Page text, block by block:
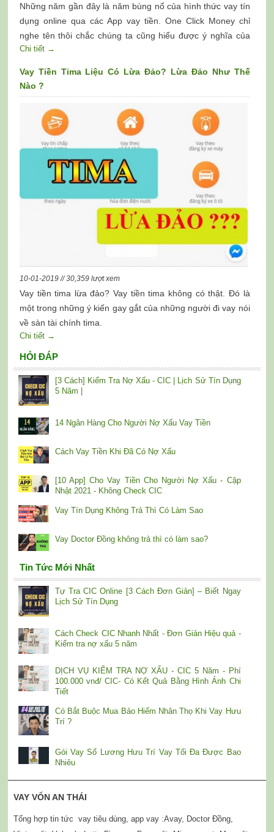
Những năm gần đây là năm bùng nổ của hình thức vay tín
dụng online qua các App vay tiền. One Click Money chỉ
nghe tên thôi chắc chúng ta cũng hiểu được ý nghĩa của
nó phải không
Chi tiết →
Vay Tiền Tima Liệu Có Lừa Đảo? Lừa Đảo Như Thế
Nào ?
10-01-2019 // 30,359 lượt xem
Vay tiền tima lừa đảo? Vay tiền tima không có thật. Đó là
một trong những ý kiến gay gắt của những người đi vay nói
về sàn tài chính tima.
Chi tiết →
HỎI ĐÁP
[3 Cách] Kiểm Tra Nợ Xấu - CIC | Lịch Sử Tín Dụng
5 Năm |
14 Ngân Hàng Cho Người Nợ Xấu Vay Tiền
Cách Vay Tiền Khi Đã Có Nợ Xấu
[10 App] Cho Vay Tiền Cho Người Nợ Xấu - Cập
Nhật 2021 - Không Check CIC
Vay Tín Dụng Không Trả Thì Có Làm Sao
Vay Doctor Đồng không trả thì có làm sao?
Tin Tức Mới Nhất
Tự Tra CIC Online [3 Cách Đơn Giản] – Biết Ngay
Lịch Sử Tín Dụng
Cách Check CIC Nhanh Nhất - Đơn Giản Hiệu quả -
Kiểm tra nợ xấu 5 năm
DỊCH VỤ KIỂM TRA NỢ XẤU - CIC 5 Năm - Phí
100.000 vnđ/ CIC- Có Kết Quả Bằng Hình Ảnh Chi
Tiết
Có Bắt Buộc Mua Bảo Hiểm Nhân Thọ Khi Vay Hưu
Trí ?
Gói Vay Sổ Lương Hưu Trí Vay Tối Đa Được Bao
Nhiêu
VAY VỐN AN THÁI
Tổng hợp tin tức vay tiêu dùng, app vay :Avay, Doctor Đồng,